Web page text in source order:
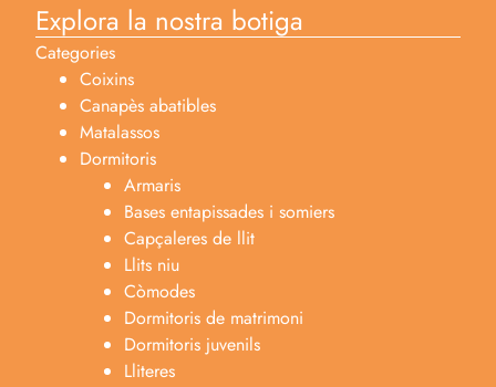
Explora la nostra botiga
Categories
Coixins
Canapès abatibles
Matalassos
Dormitoris
Armaris
Bases entapissades i somiers
Capçaleres de llit
Llits niu
Còmodes
Dormitoris de matrimoni
Dormitoris juvenils
Lliteres